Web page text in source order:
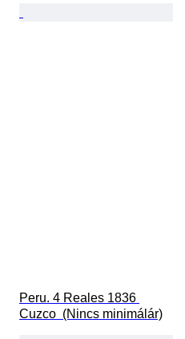
Peru. 4 Reales 1836
Cuzco  (Nincs minimálár)